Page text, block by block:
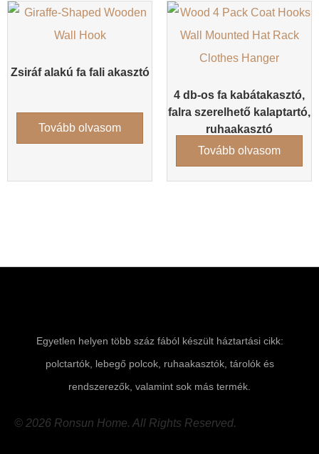
Zsiráf alakú fa fali akasztó
Tovább olvasom
4 db-os fa kabátakasztó,
falra szerelhető kalaptartó,
ruhaakasztó
Tovább olvasom
Egyetlen helyen több száz fából készült háztartási cikk:
polctartók, lebegő polcok, ruhaakasztók, tárolók és
rendszerezők, valamint sok más termék.
© 2026 Ronsun Home. All Rights Reserved.